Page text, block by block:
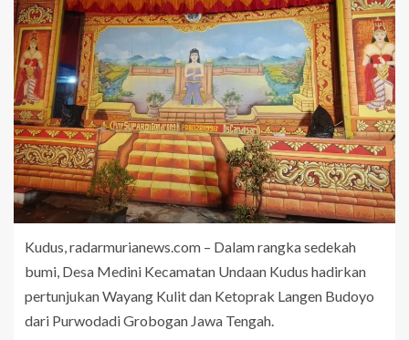
Kudus, radarmurianews.com – Dalam rangka sedekah
bumi, Desa Medini Kecamatan Undaan Kudus hadirkan
pertunjukan Wayang Kulit dan Ketoprak Langen Budoyo
dari Purwodadi Grobogan Jawa Tengah.